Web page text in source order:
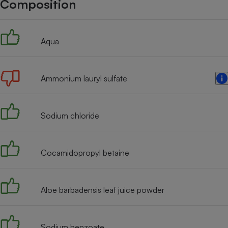
Composition
Aqua
Ammonium lauryl sulfate
Sodium chloride
Cocamidopropyl betaine
Aloe barbadensis leaf juice powder
Assurance emprunteur
Petit